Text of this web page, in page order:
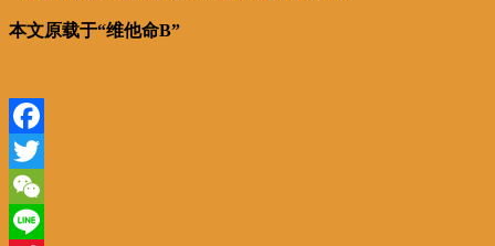
本文原载于“维他命B”
Facebook
Twitter
WeChat